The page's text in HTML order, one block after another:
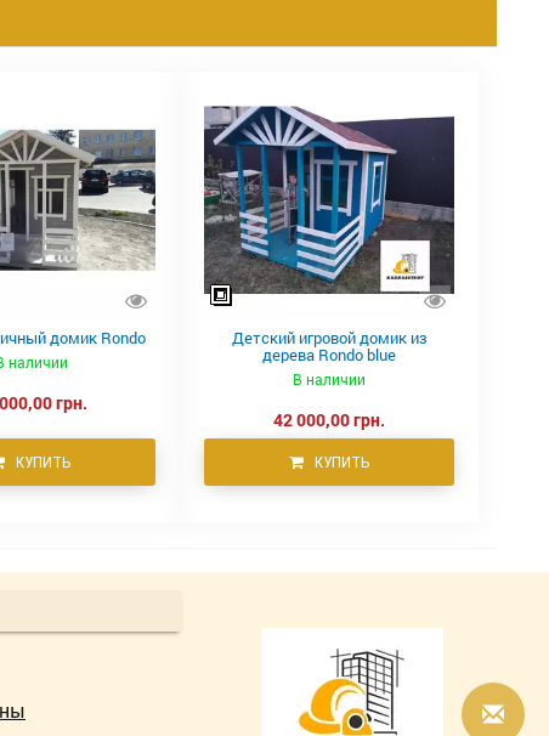
домик Rondo
наличии
грн.
КУПИТЬ
Детский игровой домик из
дерева Rondo blue
В наличии
42 000,00 грн.
КУПИТЬ